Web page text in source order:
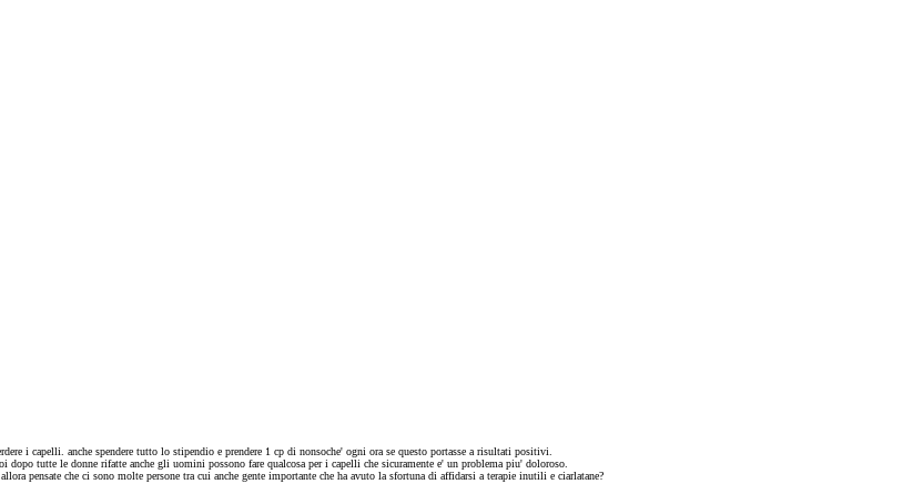
i capelli. anche spendere tutto lo stipendio e prendere 1 cp di nonsoche' ogni ora se questo portasse a risultati positivi.
tutte le donne rifatte anche gli uomini possono fare qualcosa per i capelli che sicuramente e' un problema piu' doloroso.
pensate che ci sono molte persone tra cui anche gente importante che ha avuto la sfortuna di affidarsi a terapie inutili e ciarlatane?